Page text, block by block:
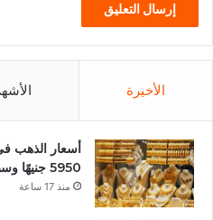
الأخيرة
5950 جنيهًا وسط ترقب لتحركات السوق
منذ 17 ساعة